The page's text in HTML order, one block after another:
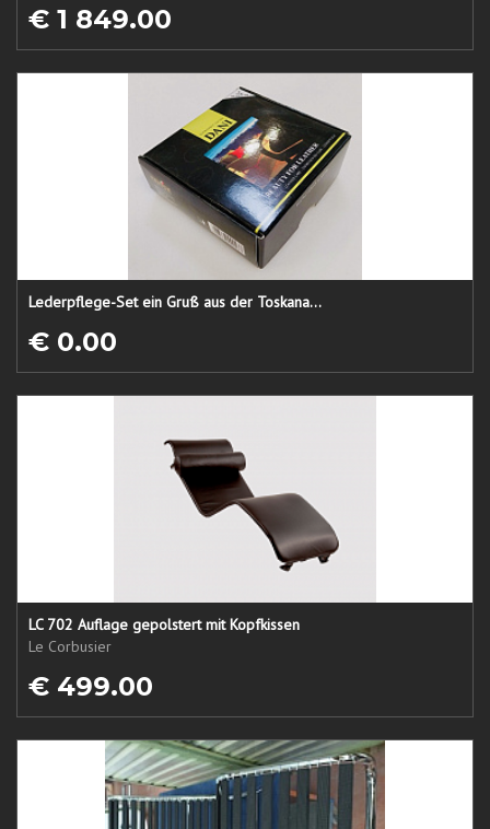
€ 1 849.00
Lederpflege-Set ein Gruß aus der Toskana...
€ 0.00
LC 702 Auflage gepolstert mit Kopfkissen
Le Corbusier
€ 499.00